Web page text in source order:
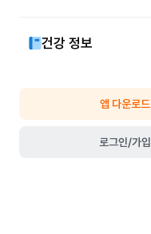
건강 정보
앱 다운로드
로그인/가입